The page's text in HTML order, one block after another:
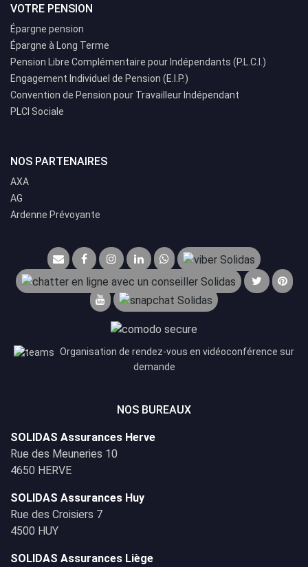
VOTRE PENSION
Épargne pension
Épargne à Long Terme
Pension Libre Complémentaire pour Indépendants (P.L.C.I.)
Engagement Individuel de Pension (E.I.P.)
Convention de Pension pour Travailleur Indépendant
PLCI Sociale
NOS PARTENAIRES
AXA
AG
Ardenne Prévoyante
Organisation de rendez-vous en vidéoconférence sur
demande
NOS BUREAUX
SOLIDAS Assurances Herve
Rue des Meuneries 10
4650 HERVE
SOLIDAS Assurances Huy
Rue des Croisiers 7
4500 HUY
SOLIDAS Assurances Liège